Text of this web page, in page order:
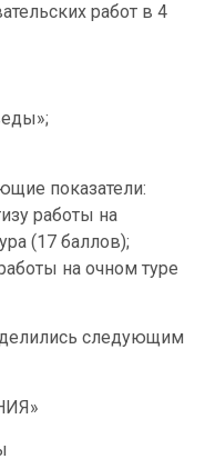
работ в 4
показатели:
работы на
(17 баллов);
на очном туре
следующим